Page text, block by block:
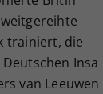
trainiert, die
Insa
van Leeuwen